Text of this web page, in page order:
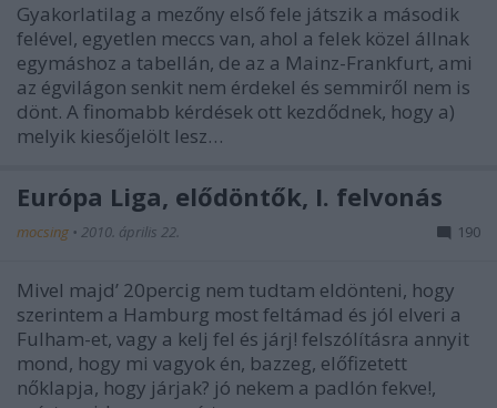
Gyakorlatilag a mezőny első fele játszik a második
felével, egyetlen meccs van, ahol a felek közel állnak
egymáshoz a tabellán, de az a Mainz-Frankfurt, ami
az égvilágon senkit nem érdekel és semmiről nem is
dönt. A finomabb kérdések ott kezdődnek, hogy a)
melyik kiesőjelölt lesz…
Európa Liga, elődöntők, I. felvonás
mocsing • 2010. április 22. 190
Mivel majd’ 20percig nem tudtam eldönteni, hogy
szerintem a Hamburg most feltámad és jól elveri a
Fulham-et, vagy a kelj fel és járj! felszólításra annyit
mond, hogy mi vagyok én, bazzeg, előfizetett
nőklapja, hogy járjak? jó nekem a padlón fekve!,